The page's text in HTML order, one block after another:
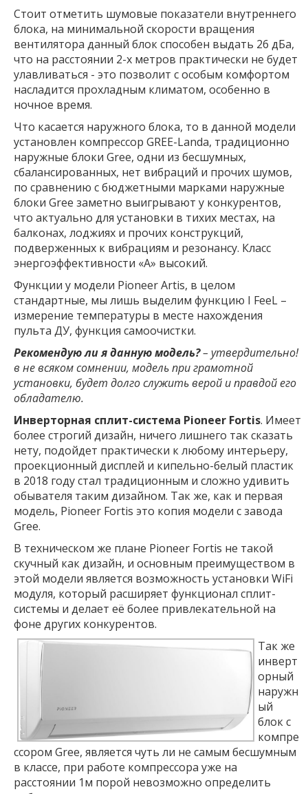
Стоит отметить шумовые показатели внутреннего
блока, на минимальной скорости вращения
вентилятора данный блок способен выдать 26 дБа,
что на расстоянии 2-х метров практически не будет
улавливаться - это позволит с особым комфортом
насладится прохладным климатом, особенно в
ночное время.
Что касается наружного блока, то в данной модели
установлен компрессор GREE-Landa, традиционно
наружные блоки Gree, одни из бесшумных,
сбалансированных, нет вибраций и прочих шумов,
по сравнению с бюджетными марками наружные
блоки Gree заметно выигрывают у конкурентов,
что актуально для установки в тихих местах, на
балконах, лоджиях и прочих конструкций,
подверженных к вибрациям и резонансу. Класс
энергоэффективности «А» высокий.
Функции у модели Pioneer Artis, в целом
стандартные, мы лишь выделим функцию I FeeL –
измерение температуры в месте нахождения
пульта ДУ, функция самоочистки.
Рекомендую ли я данную модель?– утвердительно!
в не всяком сомнении, модель при грамотной
установки, будет долго служить верой и правдой его
обладателю.
Инверторная сплит-система Pioneer Fortis. Имеет
более строгий дизайн, ничего лишнего так сказать
нету, подойдет практически к любому интерьеру,
проекционный дисплей и кипельно-белый пластик
в 2018 году стал традиционным и сложно удивить
обывателя таким дизайном. Так же, как и первая
модель, Pioneer Fortis это копия модели с завода
Gree.
В техническом же плане Pioneer Fortis не такой
скучный как дизайн, и основным преимуществом в
этой модели является возможность установки WiFi
модуля, который расширяет функционал сплит-
системы и делает её более привлекательной на
фоне других конкурентов.
Так же
инверт
орный
наружн
ый
блок с
компре
ссором Gree, является чуть ли не самым бесшумным
в классе, при работе компрессора уже на
расстоянии 1м порой невозможно определить